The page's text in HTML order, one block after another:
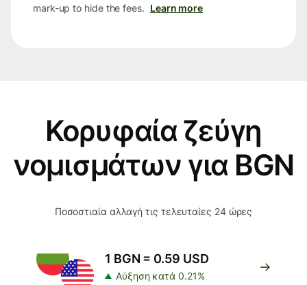
mark-up to hide the fees. Learn more
Κορυφαία ζεύγη
νομισμάτων για BGN
Ποσοστιαία αλλαγή τις τελευταίες 24 ώρες
1 BGN = 0.59 USD
Αύξηση κατά 0.21%